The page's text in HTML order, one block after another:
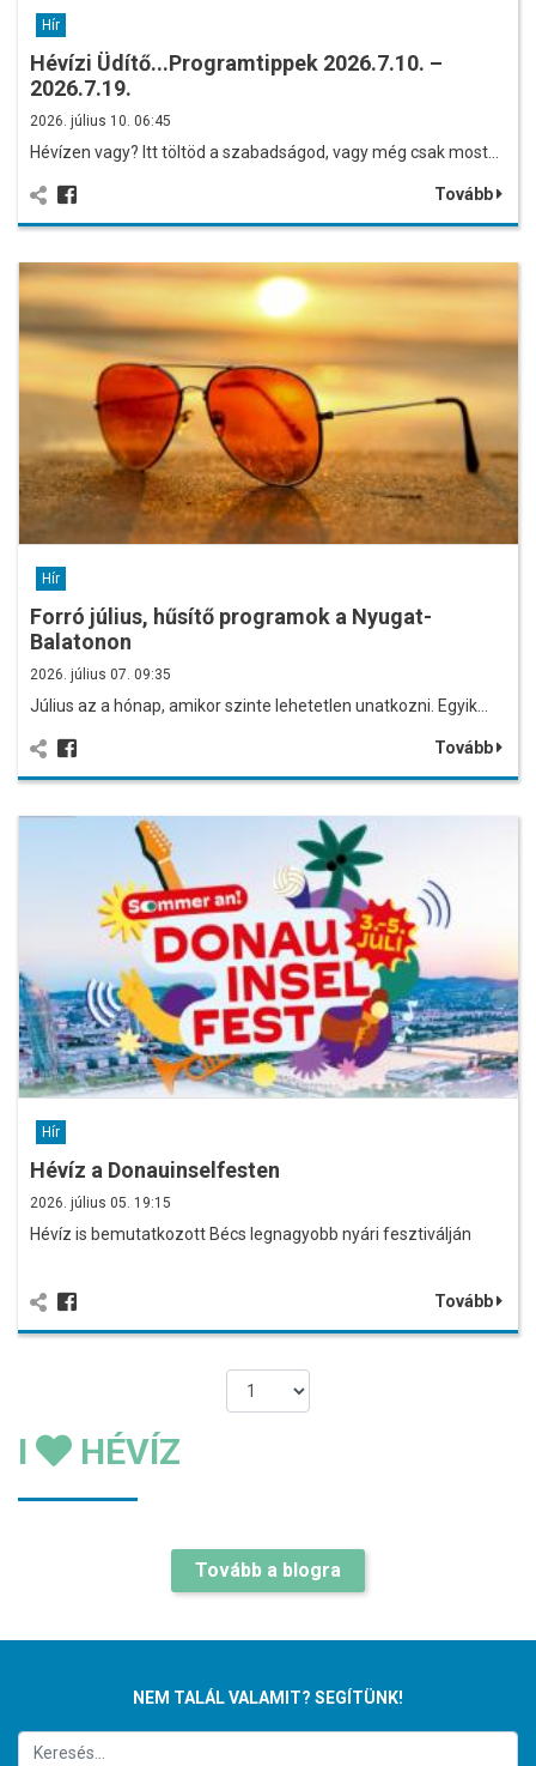
Hír
Hévízi Üdítő...Programtippek 2026.7.10. –
2026.7.19.
2026. július 10. 06:45
Hévízen vagy? Itt töltöd a szabadságod, vagy még csak most…
Tovább
Hír
Forró július, hűsítő programok a Nyugat-
Balatonon
2026. július 07. 09:35
Július az a hónap, amikor szinte lehetetlen unatkozni. Egyik…
Tovább
Hír
Hévíz a Donauinselfesten
2026. július 05. 19:15
Hévíz is bemutatkozott Bécs legnagyobb nyári fesztiválján
Tovább
I HÉVÍZ
Tovább a blogra
NEM TALÁL VALAMIT? SEGÍTÜNK!